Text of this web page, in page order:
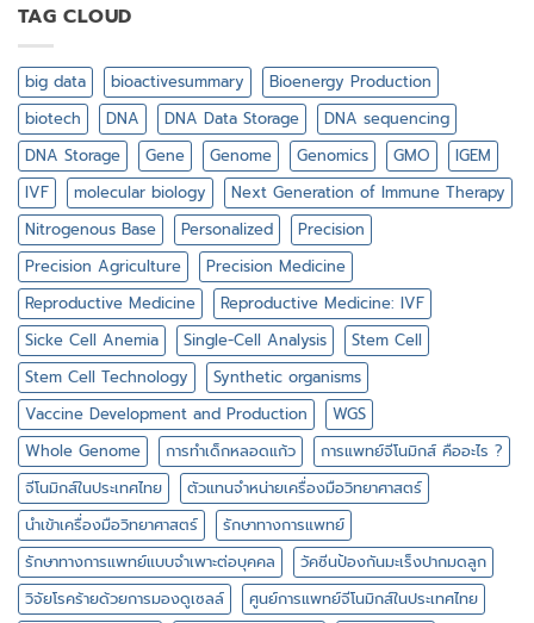
ระดับ
เซลล์
เดี่ยว
TAG CLOUD
big data bioactivesummary
Bioenergy Production
biotech
DNA DNA Data Storage
DNA sequencing
DNA Storage
Gene Genome Genomics GMO
IGEM
IVF
molecular biology
Next Generation of Immune Therapy
Nitrogenous Base
Personalized
Precision
Precision Agriculture
Precision Medicine
Reproductive Medicine
Reproductive Medicine: IVF
Sicke Cell Anemia
Single-Cell Analysis
Stem Cell
Stem Cell Technology
Synthetic organisms
Vaccine Development and Production
WGS
Whole Genome
การทำเด็กหลอดแก้ว
การแพทย์จีโนมิกส์ คืออะไร ?
จีโนมิกส์ในประเทศไทย
ตัวแทนจำหน่ายเครื่องมือวิทยาศาสตร์
นำเข้าเครื่องมือวิทยาศาสตร์
รักษาทางการแพทย์
รักษาทางการแพทย์แบบจำเพาะต่อบุคคล
วัคซีนป้องกันมะเร็งปากมดลูก
วิจัยโรคร้ายด้วยการมองดูเซลล์
ศูนย์การแพทย์จีโนมิกส์ในประเทศไทย